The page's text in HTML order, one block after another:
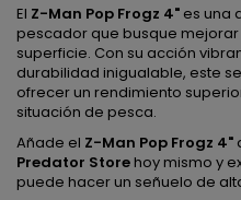
El Z-Man Pop Frogz 4" es una
pescador que busque mejorar
superficie. Con su acción
durabilidad inigualable, este
ofrecer un rendimiento
situación de pesca.
Añade el Z-Man Pop Frogz 4"
Predator Storehoy mismo y
puede hacer un señuelo de